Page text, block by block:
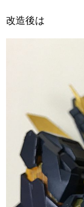
改造後は